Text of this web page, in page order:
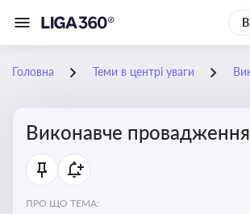
Головна Теми в центрі уваги
Виконавче провадження
ПРО ЩО ТЕМА: